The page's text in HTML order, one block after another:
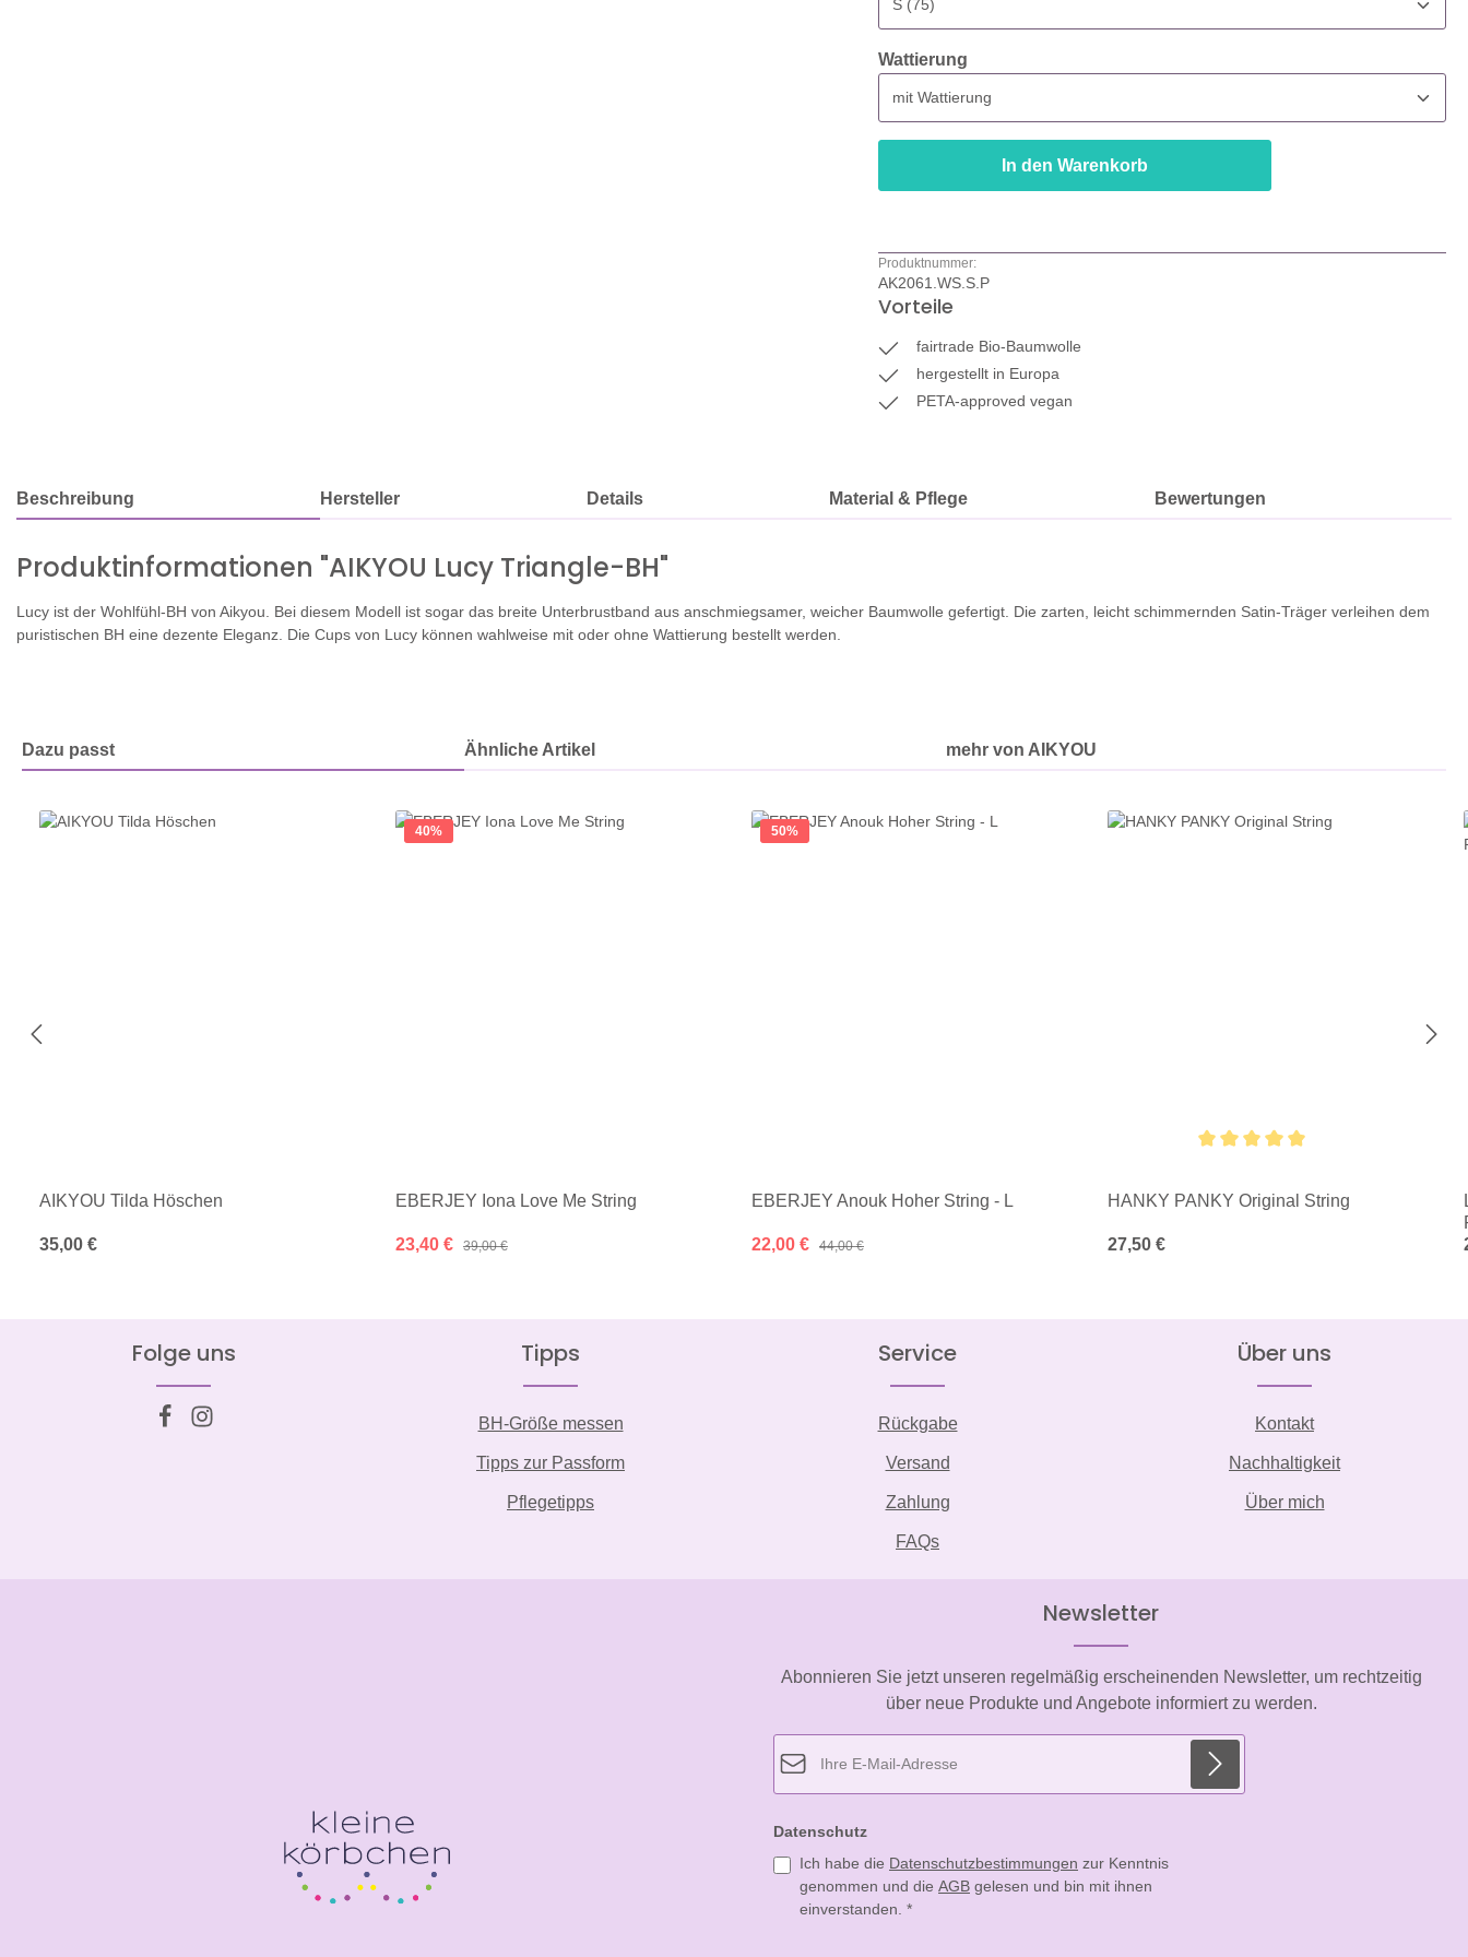
Wattierung
In den Warenkorb
Produktnummer:
AK2061.WS.S.P
Vorteile
fairtrade Bio-Baumwolle
hergestellt in Europa
PETA-approved vegan
Beschreibung Hersteller Details Material & Pflege Bewertungen
Produktinformationen "AIKYOU Lucy Triangle-BH"
Lucy ist der Wohlfühl-BH von Aikyou. Bei diesem Modell ist sogar das breite Unterbrustband aus anschmiegsamer, weicher Baumwolle gefertigt. Die zarten, leicht schimmernden Satin-Träger verleihen dem
puristischen BH eine dezente Eleganz. Die Cups von Lucy können wahlweise mit oder ohne Wattierung bestellt werden.
Dazu passt Ähnliche Artikel mehr von AIKYOU
AIKYOU Tilda Höschen
Regulärer Preis:
35,00 €
40%
EBERJEY Iona Love Me String
Verkaufspreis:
23,40 € Regulärer Preis:
39,00 €
50%
EBERJEY Anouk Hoher String - L
Verkaufspreis:
22,00 € Regulärer Preis:
44,00 €
HANKY PANKY Original String
Regulärer Preis:
27,50 €
Folge uns Tipps
BH-Größe messen
Tipps zur Passform
Pflegetipps
Service
Rückgabe
Versand
Zahlung
FAQs
Über uns
Kontakt
Nachhaltigkeit
Über mich
Newsletter
Abonnieren Sie jetzt unseren regelmäßig erscheinenden Newsletter, um rechtzeitig
über neue Produkte und Angebote informiert zu werden.
Datenschutz
Ich habe die Datenschutzbestimmungen zur Kenntnis
genommen und die AGB gelesen und bin mit ihnen
einverstanden. *